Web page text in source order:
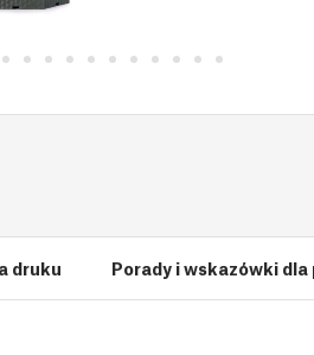
druku Porady i wskazówki